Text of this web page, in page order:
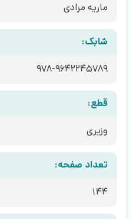
ماریه مرادی
شابک:
978-9642245789
قطع:
وزیری
تعداد صفحه:
144